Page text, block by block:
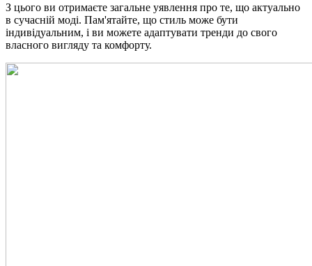
З цього ви отримаєте загальне уявлення про те, що актуально
в сучасній моді. Пам'ятайте, що стиль може бути
індивідуальним, і ви можете адаптувати тренди до свого
власного вигляду та комфорту.